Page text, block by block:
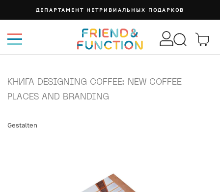
ДЕПАРТАМЕНТ НЕТРИВИАЛЬНЫХ ПОДАРКОВ
КНИГА DESIGNING COFFEE: NEW COFFEE
PLACES AND BRANDING
Gestalten